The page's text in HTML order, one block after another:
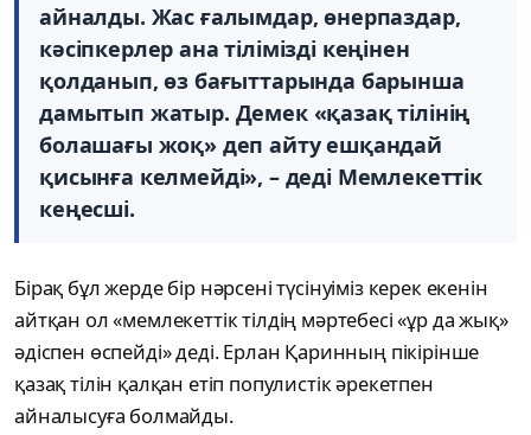
айналды. Жас ғалымдар, өнерпаздар,
кәсіпкерлер ана тілімізді кеңінен
қолданып, өз бағыттарында барынша
дамытып жатыр. Демек «қазақ тілінің
болашағы жоқ» деп айту ешқандай
қисынға келмейді», – деді Мемлекеттік
кеңесші.
Бірақ бұл жерде бір нәрсені түсінуіміз керек екенін
айтқан ол «мемлекеттік тілдің мәртебесі «ұр да жық»
әдіспен өспейді» деді. Ерлан Қаринның пікірінше
қазақ тілін қалқан етіп популистік әрекетпен
айналысуға болмайды.